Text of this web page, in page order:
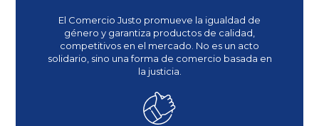
El Comercio Justo promueve la igualdad de
género y garantiza productos de calidad,
competitivos en el mercado. No es un acto
solidario, sino una forma de comercio basada en
la justicia.